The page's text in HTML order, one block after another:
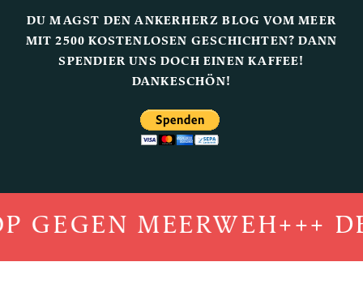
DU MAGST DEN ANKERHERZ BLOG VOM MEER
MIT 2500 KOSTENLOSEN GESCHICHTEN? DANN
SPENDIER UNS DOCH EINEN KAFFEE!
DANKESCHÖN!
MEERWEH+++